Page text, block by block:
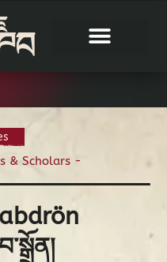
& Scholars -